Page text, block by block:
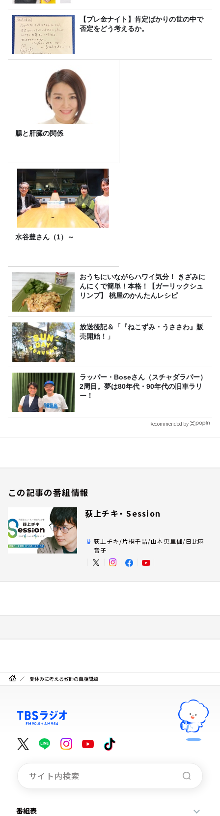
【プレ金ナイト】肯定ばかりの世の中で
否定をどう考えるか。
腸と肝臓の関係
水谷豊さん（1）～
おうちにいながらハワイ気分！ きざみに
んにくで簡単！本格！【ガーリックシュ
リンプ】 桃屋のかんたんレシピ
放送後記＆「『ねこずみ・うささわ』販
売開始！」
ラッパー・Boseさん（スチャダラパー）
2周目。夢は80年代・90年代の旧車ラリ
ー！
Recommended by
この記事の番組情報
荻上チキ・ Session
荻上チキ/片桐千晶/山本恵里伽/日比麻
音子
夏休みに考える教師の自腹問題
番組表